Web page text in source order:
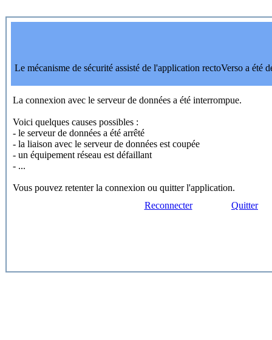
Le mécanisme de sécurité assisté de l'application rectoVerso a été
La connexion avec le serveur de données a été interrompue.
Voici quelques causes possibles :
- le serveur de données a été arrêté
- la liaison avec le serveur de données est coupée
- un équipement réseau est défaillant
- ...
Vous pouvez retenter la connexion ou quitter l'application.
Reconnecter
Quitter